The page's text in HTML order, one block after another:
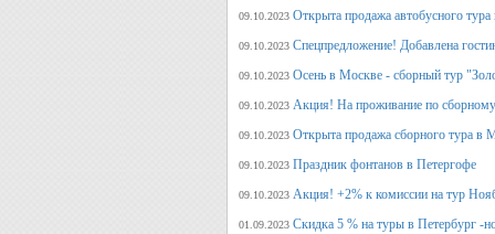
09.10.2023 Открыта продажа автобусного
09.10.2023 Спецпредложение! Добавлена
09.10.2023 Осень в Москве - сборный тур
09.10.2023 Акция! На проживание по
09.10.2023 Открыта продажа сборного тура в
09.10.2023 Праздник фонтанов в Петергофе
09.10.2023 Акция! +2% к комиссии на тур
01.09.2023 Скидка 5 % на туры в Петербург -